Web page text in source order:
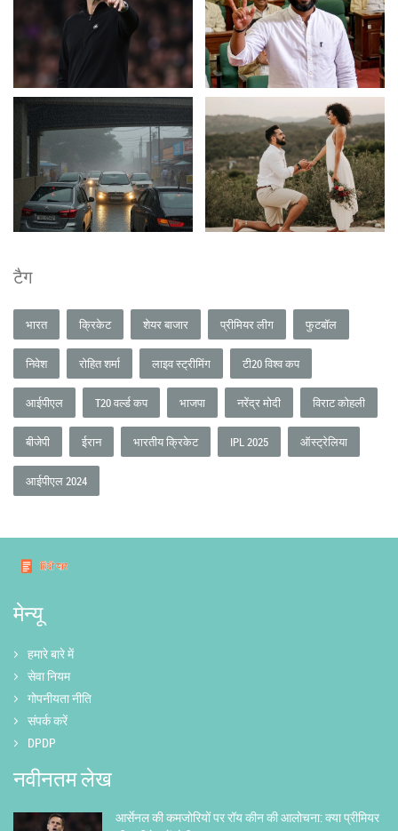
टैग
भारत क्रिकेट शेयर बाजार प्रीमियर लीग फुटबॉल
निवेश रोहित शर्मा लाइव स्ट्रीमिंग टी20 विश्व कप
आईपीएल T20 वर्ल्ड कप भाजपा नरेंद्र मोदी विराट कोहली
बीजेपी ईरान भारतीय क्रिकेट IPL 2025 ऑस्ट्रेलिया
आईपीएल 2024
मेन्यू
हमारे बारे में
सेवा नियम
गोपनीयता नीति
संपर्क करें
DPDP
नवीनतम लेख
आर्सेनल की कमजोरियों पर रॉय कीन की आलोचना: क्या प्रीमियर